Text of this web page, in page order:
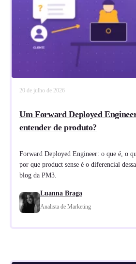
20 de julho de 2026
Um Forward Deployed
entender de produto?
Forward Deployed Engineer: o que é, o
por que product sense é o diferencial
blog da PM3.
Luanna Braga
Analista de Marketing